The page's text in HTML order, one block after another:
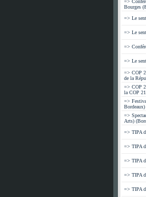
=>
Bourges
=> Le
=> Le
=>
=> Le
=> COP
de la
=> COP
la COP
=>
Bordeaux)
=>
Arts)
=> TIPA
=> TIPA
=> TIPA
=> TIPA
=> TIPA